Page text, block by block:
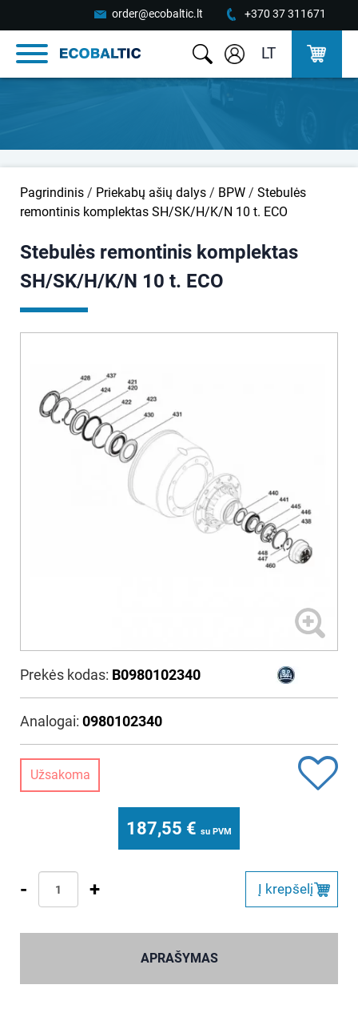
order@ecobaltic.lt +370 37 311671
LT
Pagrindinis / Priekabų ašių dalys / BPW / Stebulės
remontinis komplektas SH/SK/H/K/N 10 t. ECO
Stebulės remontinis komplektas
SH/SK/H/K/N 10 t. ECO
Prekės kodas: B0980102340
Analogai: 0980102340
Užsakoma
187,55 € su PVM
- + Į krepšelį
APRAŠYMAS